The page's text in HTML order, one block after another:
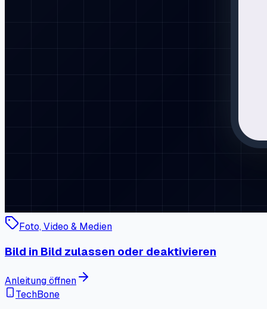
Foto, Video & Medien
Bild in Bild zulassen oder deaktivieren
Anleitung öffnen
TechBone